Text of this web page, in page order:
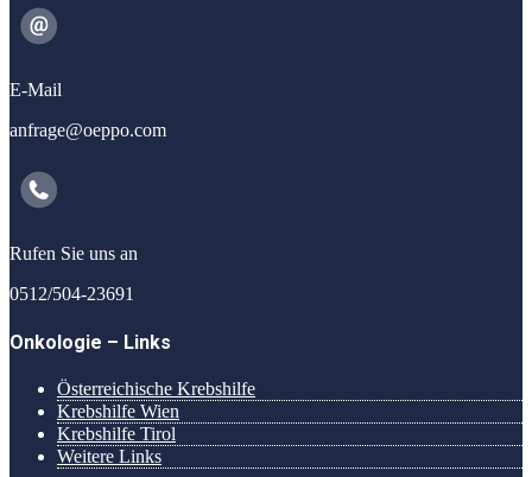
E-Mail
anfrage@oeppo.com
Rufen Sie uns an
0512/504-23691
Onkologie – Links
Österreichische Krebshilfe
Krebshilfe Wien
Krebshilfe Tirol
Weitere Links